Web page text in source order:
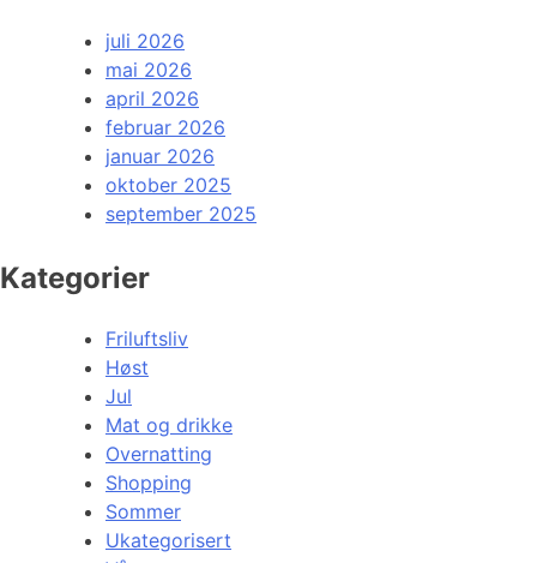
juli 2026
mai 2026
april 2026
februar 2026
januar 2026
oktober 2025
september 2025
Kategorier
Friluftsliv
Høst
Jul
Mat og drikke
Overnatting
Shopping
Sommer
Ukategorisert